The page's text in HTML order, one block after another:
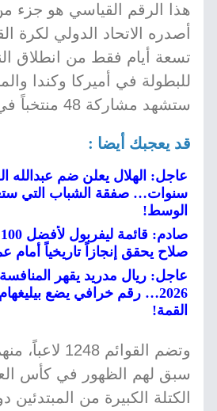
هذا الرقم القياسي هو جزء
أصدره الاتحاد الدولي لكرة
تسعة أيام فقط من انطلاق
للبطولة في أميركا وكندا
ستشهد مشاركة 48 منتخباً في 104 مباراة.
قد يعجبك أيضا :
عاجل: الهلال يعلن ضم عبدالله
سنوات… صفقة الشباب التي
الوسط!
صلاح يحقق إنجازاً تاريخياً أمام
عاجل: ريال مدريد يقهر
2026… رقم خرافي يضع
القمة!
سبق لهم الظهور في كأس
الكتلة الكبيرة من المبتدئين